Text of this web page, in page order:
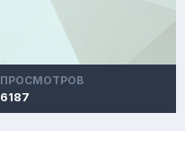
ПРОСМОТРОВ
6187